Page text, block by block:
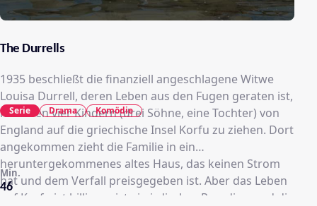
The Durrells
1935 beschließt die finanziell angeschlagene Witwe
Louisa Durrell, deren Leben aus den Fugen geraten ist,
mit ihren vier Kindern (drei Söhne, eine Tochter) von
England auf die griechische Insel Korfu zu ziehen. Dort
angekommen zieht die Familie in ein
heruntergekommenes altes Haus, das keinen Strom
hat und dem Verfall preisgegeben ist. Aber das Leben
auf Korfu ist billig, es ist ein irdisches Paradies, und die
46
Min.
Serie Drama Komödie